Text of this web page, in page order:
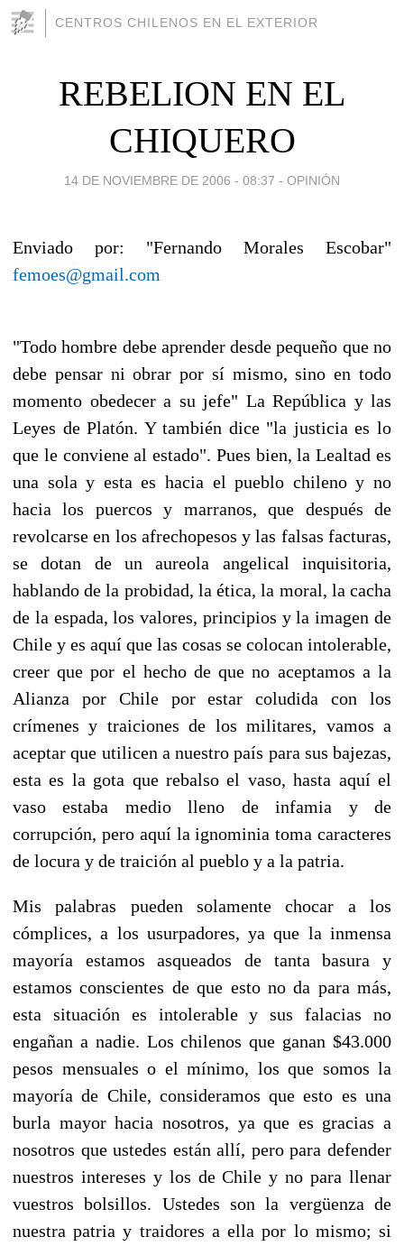
CENTROS CHILENOS EN EL EXTERIOR
REBELION EN EL
CHIQUERO
14 DE NOVIEMBRE DE 2006 - 08:37 - OPINIÓN
Enviado por: "Fernando Morales Escobar"
femoes@gmail.com
"Todo hombre debe aprender desde pequeño que no
debe pensar ni obrar por sí mismo, sino en todo
momento obedecer a su jefe" La República y las
Leyes de Platón. Y también dice "la justicia es lo
que le conviene al estado". Pues bien, la Lealtad es
una sola y esta es hacia el pueblo chileno y no
hacia los puercos y marranos, que después de
revolcarse en los afrechopesos y las falsas facturas,
se dotan de un aureola angelical inquisitoria,
hablando de la probidad, la ética, la moral, la cacha
de la espada, los valores, principios y la imagen de
Chile y es aquí que las cosas se colocan intolerable,
creer que por el hecho de que no aceptamos a la
Alianza por Chile por estar coludida con los
crímenes y traiciones de los militares, vamos a
aceptar que utilicen a nuestro país para sus bajezas,
esta es la gota que rebalso el vaso, hasta aquí el
vaso estaba medio lleno de infamia y de
corrupción, pero aquí la ignominia toma caracteres
de locura y de traición al pueblo y a la patria.
Mis palabras pueden solamente chocar a los
cómplices, a los usurpadores, ya que la inmensa
mayoría estamos asqueados de tanta basura y
estamos conscientes de que esto no da para más,
esta situación es intolerable y sus falacias no
engañan a nadie. Los chilenos que ganan $43.000
pesos mensuales o el mínimo, los que somos la
mayoría de Chile, consideramos que esto es una
burla mayor hacia nosotros, ya que es gracias a
nosotros que ustedes están allí, pero para defender
nuestros intereses y los de Chile y no para llenar
vuestros bolsillos. Ustedes son la vergüenza de
nuestra patria y traidores a ella por lo mismo; si